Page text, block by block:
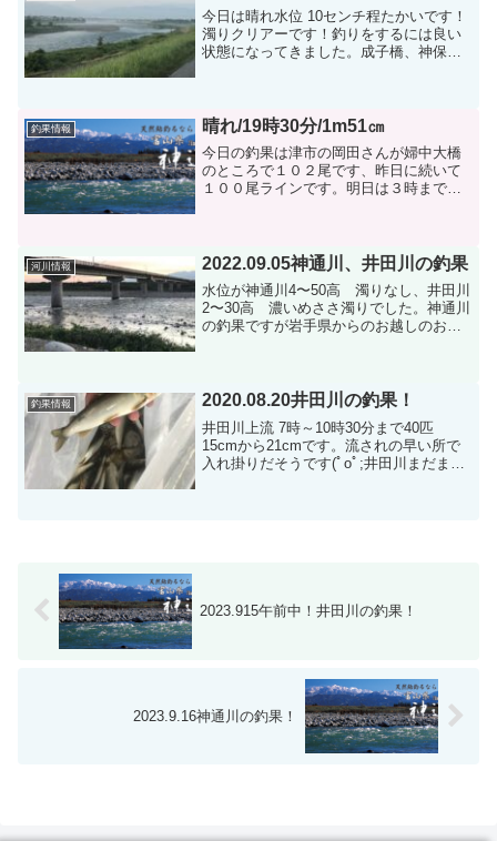
今日は晴れ水位 10センチ程たかいです！
濁りクリアーです！釣りをするには良い
状態になってきました。成子橋、神保大
ムラがあり釣れる人...
釣果情報 晴れ/19時30分/1m51㎝
今日の釣果は津市の岡田さんが婦中大橋
のところで１０２尾です、昨日に続いて
１００尾ラインです。明日は３時までの
す・・・・・・。又、所沢の人はクー...
河川情報 2022.09.05神通川、井田川の釣果
水位が神通川4〜50高 濁りなし、井田川
2〜30高 濃いめささ濁りでした。神通川
の釣果ですが岩手県からのお越しのお客
れました...
釣果情報 2020.08.20井田川の釣果！
井田川上流 7時～10時30分まで40匹
15cmから21cmです。流されの早い所で
入れ掛りだそうです(ﾟoﾟ;井田川まだまだ
2023.915午前中！井田川の釣果！
2023.9.16神通川の釣果！